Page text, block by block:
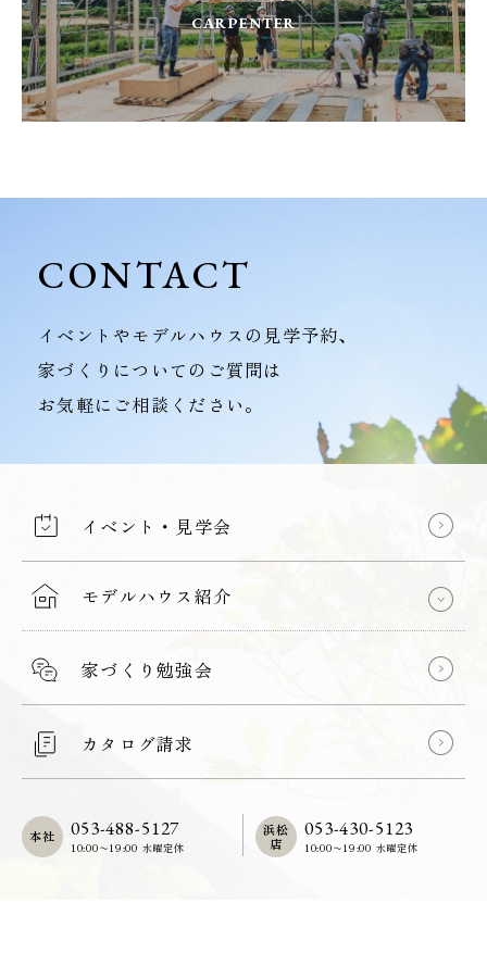
CARPENTER
CONTACT
イベントやモデルハウスの見学予約、
家づくりについてのご質問は
お気軽にご相談ください。
イベント・見学会
モデルハウス紹介
家づくり勉強会
カタログ請求
053-488-5127
10:00〜19:00 水曜定休
本社 053-430-5123
10:00〜19:00 水曜定休
浜松
店